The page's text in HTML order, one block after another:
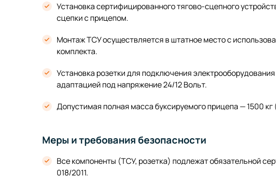
Установка сертифицированного тягово-сцепного
сцепки с прицепом.
Монтаж ТСУ осуществляется в штатное место с
комплекта.
Установка розетки для подключения
адаптацией под напряжение 24/12 Вольт.
Допустимая полная масса буксируемого прицепа — 1500
Меры и требования безопасности
Все компоненты (ТСУ, розетка) подлежат обязательной
018/2011.